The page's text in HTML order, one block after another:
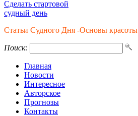
Сделать стартовой
судный день
Статьи Судного Дня -Основы красоты
Поиск:
Главная
Новости
Интересное
Авторское
Прогнозы
Контакты